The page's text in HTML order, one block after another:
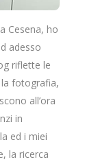
Cesena, ho
adesso
riflette le
la fotografia,
all’ora
in
ed i miei
la ricerca